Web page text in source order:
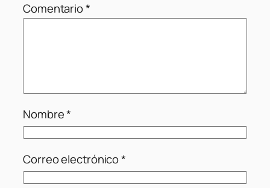
Comentario*
Nombre*
Correo electrónico*